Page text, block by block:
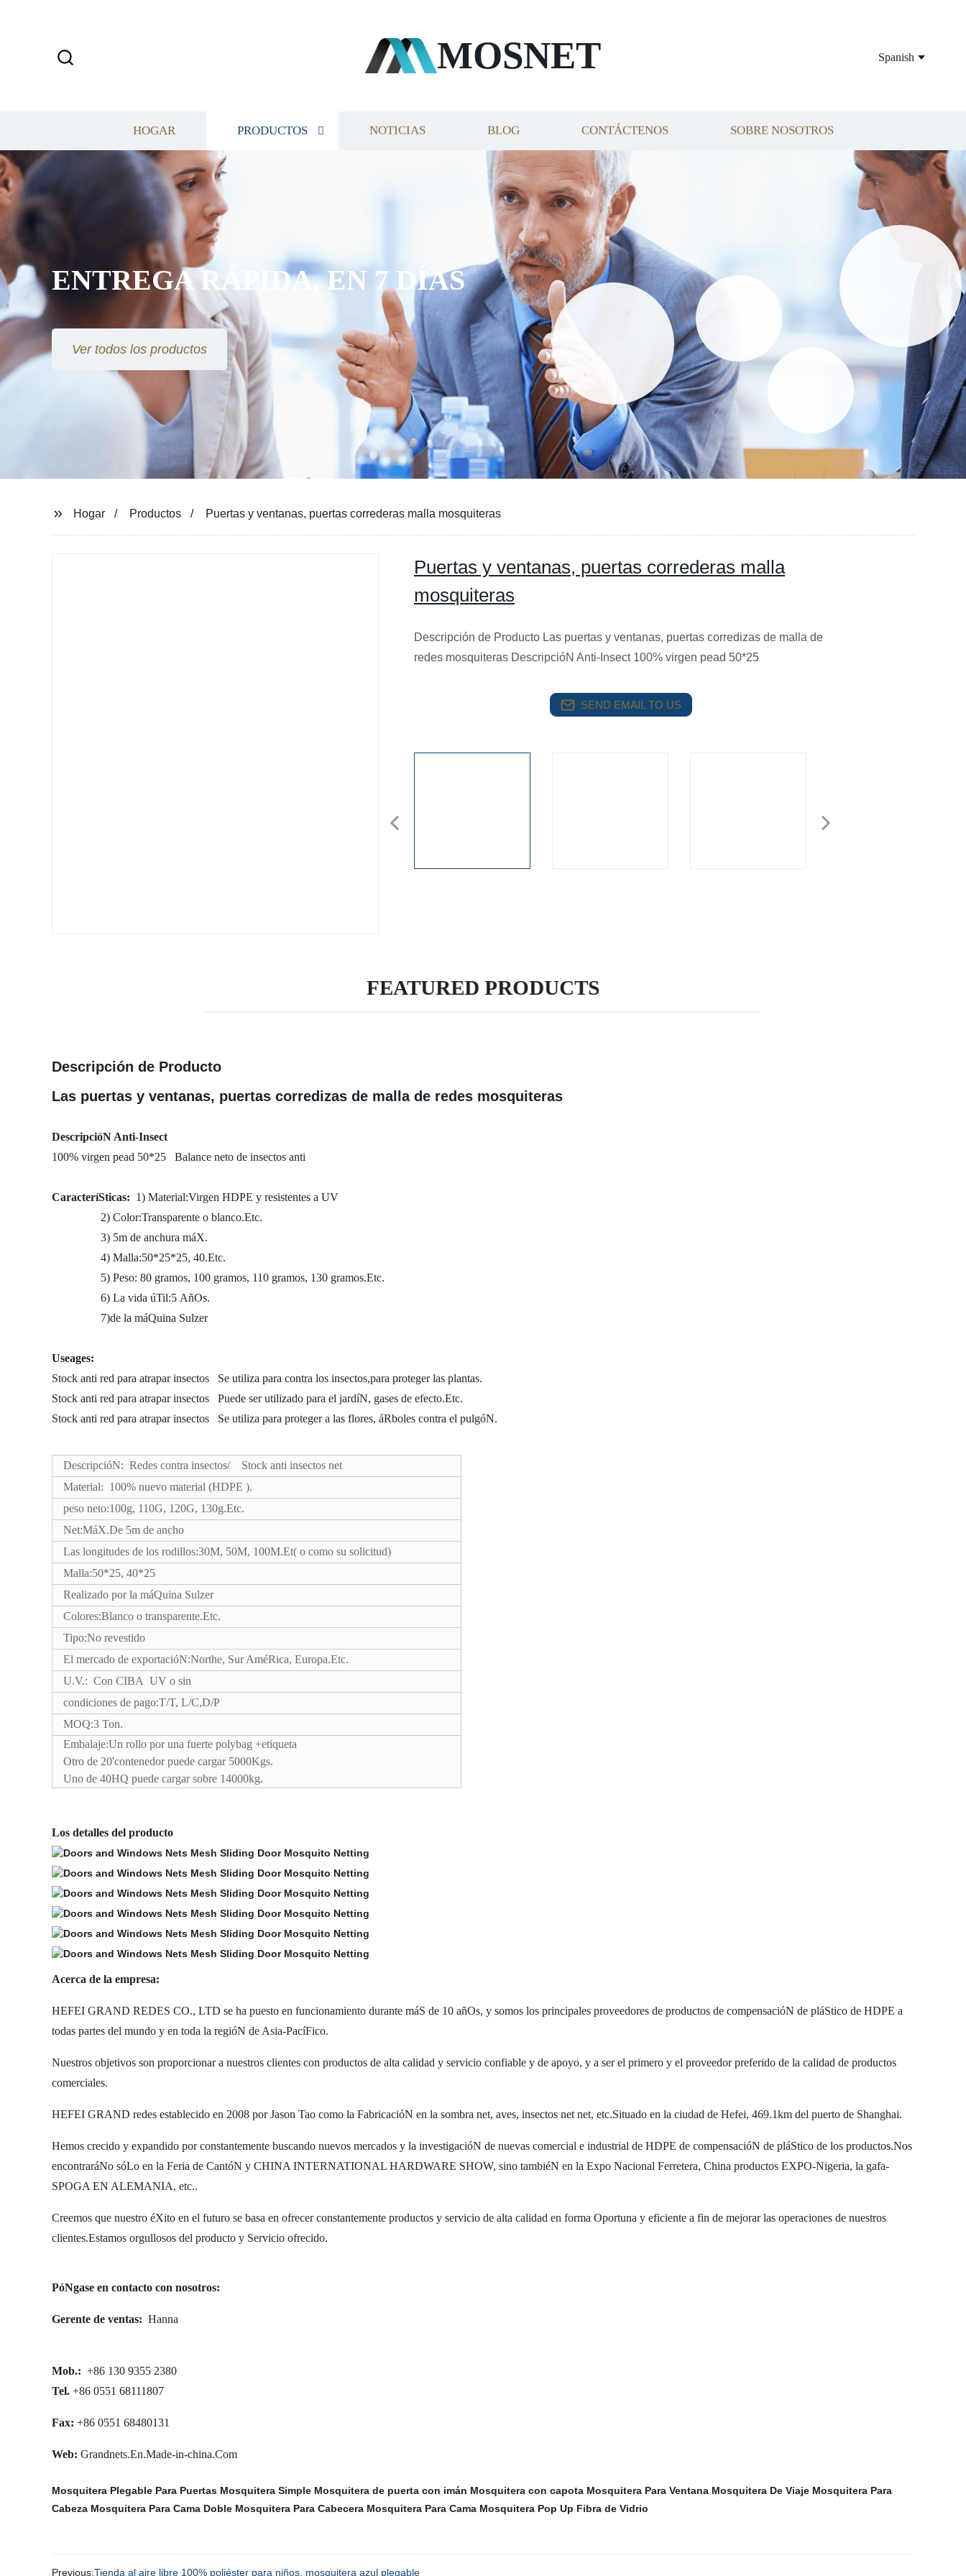
MOSNET Spanish
HOGAR PRODUCTOS NOTICIAS BLOG CONTÁCTENOS SOBRE NOSOTROS
ENTREGA RÁPIDA, EN 7 DÍAS
Ver todos los productos
Hogar Productos Puertas y ventanas, puertas correderas malla mosquiteras
Puertas y ventanas, puertas correderas malla
mosquiteras
Descripción de Producto Las puertas y ventanas, puertas corredizas de malla de
redes mosquiteras DescripcióN Anti-Insect 100% virgen pead 50*25
SEND EMAIL TO US
FEATURED PRODUCTS
Descripción de Producto
Las puertas y ventanas, puertas corredizas de malla de redes mosquiteras
DescripcióN Anti-Insect
100% virgen pead 50*25 Balance neto de insectos anti
CaracteríSticas: 1) Material:Virgen HDPE y resistentes a UV
2) Color:Transparente o blanco.Etc.
3) 5m de anchura máX.
4) Malla:50*25*25, 40.Etc.
5) Peso: 80 gramos, 100 gramos, 110 gramos, 130 gramos.Etc.
6) La vida úTil:5 AñOs.
7)de la máQuina Sulzer
Useages:
Stock anti red para atrapar insectos Se utiliza para contra los insectos,para proteger las plantas.
Stock anti red para atrapar insectos Puede ser utilizado para el jardíN, gases de efecto.Etc.
Stock anti red para atrapar insectos Se utiliza para proteger a las flores, áRboles contra el pulgóN.
DescripcióN: Redes contra insectos/ Stock anti insectos net
Material: 100% nuevo material (HDPE ).
peso neto:100g, 110G, 120G, 130g.Etc.
Net:MáX.De 5m de ancho
Las longitudes de los rodillos:30M, 50M, 100M.Et( o como su solicitud)
Malla:50*25, 40*25
Realizado por la máQuina Sulzer
Colores:Blanco o transparente.Etc.
Tipo:No revestido
El mercado de exportacióN:Northe, Sur AméRica, Europa.Etc.
U.V.: Con CIBA UV o sin
condiciones de pago:T/T, L/C,D/P
MOQ:3 Ton.
Embalaje:Un rollo por una fuerte polybag +etiqueta
Otro de 20'contenedor puede cargar 5000Kgs.
Uno de 40HQ puede cargar sobre 14000kg.
Los detalles del producto
Acerca de la empresa:
HEFEI GRAND REDES CO., LTD se ha puesto en funcionamiento durante máS de 10 añOs, y somos los principales proveedores de productos de compensacióN de pláStico de HDPE a
todas partes del mundo y en toda la regióN de Asia-PacíFico.
Nuestros objetivos son proporcionar a nuestros clientes con productos de alta calidad y servicio confiable y de apoyo, y a ser el primero y el proveedor preferido de la calidad de productos
comerciales.
HEFEI GRAND redes establecido en 2008 por Jason Tao como la FabricacióN en la sombra net, aves, insectos net net, etc.Situado en la ciudad de Hefei, 469.1km del puerto de Shanghai.
Hemos crecido y expandido por constantemente buscando nuevos mercados y la investigacióN de nuevas comercial e industrial de HDPE de compensacióN de pláStico de los productos.Nos
encontraráNo sóLo en la Feria de CantóN y CHINA INTERNATIONAL HARDWARE SHOW, sino tambiéN en la Expo Nacional Ferretera, China productos EXPO-Nigeria, la gafa-
SPOGA EN ALEMANIA, etc..
Creemos que nuestro éXito en el futuro se basa en ofrecer constantemente productos y servicio de alta calidad en forma Oportuna y eficiente a fin de mejorar las operaciones de nuestros
clientes.Estamos orgullosos del producto y Servicio ofrecido.
PóNgase en contacto con nosotros:
Gerente de ventas: Hanna
Mob.: +86 130 9355 2380
Tel. +86 0551 68111807
Fax: +86 0551 68480131
Web: Grandnets.En.Made-in-china.Com
Mosquitera Plegable Para Puertas Mosquitera Simple Mosquitera de puerta con imán Mosquitera con capota Mosquitera Para Ventana Mosquitera De Viaje Mosquitera Para
Cabeza Mosquitera Para Cama Doble Mosquitera Para Cabecera Mosquitera Para Cama Mosquitera Pop Up Fibra de Vidrio
Previous:Tienda al aire libre 100% poliéster para niños, mosquitera azul plegable